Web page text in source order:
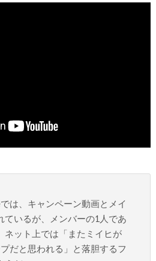
は、キャンペーン動画とメイ
ているが、メンバーの1人であ
ネット上では「またミイヒが
だと思われる」と落胆するフ